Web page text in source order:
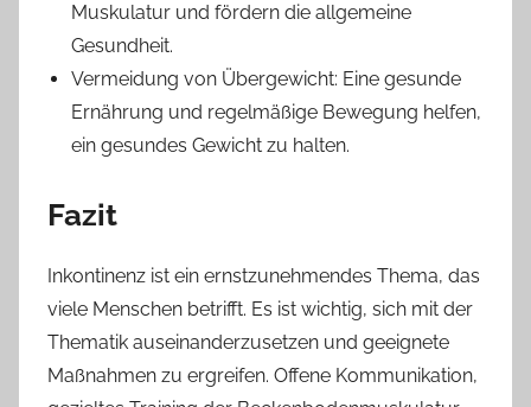
Muskulatur und fördern die allgemeine
Gesundheit.
Vermeidung von Übergewicht: Eine gesunde
Ernährung und regelmäßige Bewegung helfen,
ein gesundes Gewicht zu halten.
Fazit
Inkontinenz ist ein ernstzunehmendes Thema, das
viele Menschen betrifft. Es ist wichtig, sich mit der
Thematik auseinanderzusetzen und geeignete
Maßnahmen zu ergreifen. Offene Kommunikation,